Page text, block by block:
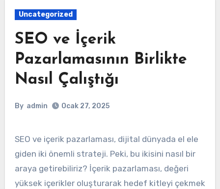
Uncategorized
SEO ve İçerik
Pazarlamasının Birlikte
Nasıl Çalıştığı
By admin Ocak 27, 2025
SEO ve içerik pazarlaması, dijital dünyada el ele
giden iki önemli strateji. Peki, bu ikisini nasıl bir
araya getirebiliriz? İçerik pazarlaması, değeri
yüksek içerikler oluşturarak hedef kitleyi çekmek